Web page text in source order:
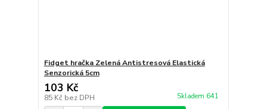
Fidget hračka Zelená Antistresová Elastická
Senzorická 5cm
103 Kč
85 Kč bez DPH Skladem 641